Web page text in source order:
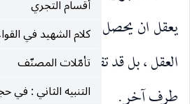
أقسام التجري
كلام الشهيد في القواعد
تأمّلات المصنّف
التنبيه الثاني : في حجية القطع مطلقا
متخالفان : قطع مستند الى
ان الاحتمال على طرف ، لا يمكن